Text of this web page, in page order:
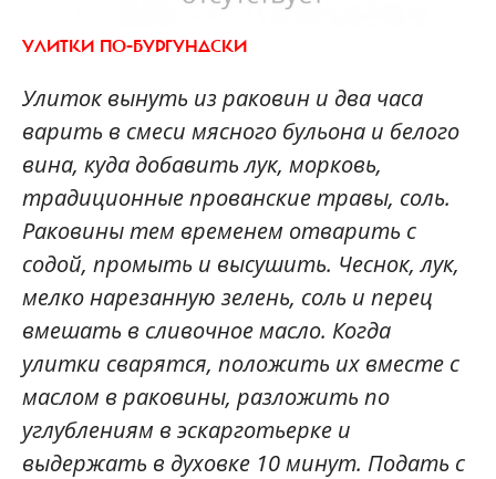
УЛИТКИ ПО-БУРГУНДСКИ
Улиток вынуть из раковин и два часа
варить в смеси мясного бульона и белого
вина, куда добавить лук, морковь,
традиционные прованские травы, соль.
Раковины тем временем отварить с
содой, промыть и высушить. Чеснок, лук,
мелко нарезанную зелень, соль и перец
вмешать в сливочное масло. Когда
улитки сварятся, положить их вместе с
маслом в раковины, разложить по
углублениям в эскарготьерке и
выдержать в духовке 10 минут. Подать с